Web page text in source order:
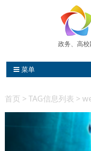
政务、高
信和网站维护中心 高校网
菜单
首页 > TAG信息列表 >